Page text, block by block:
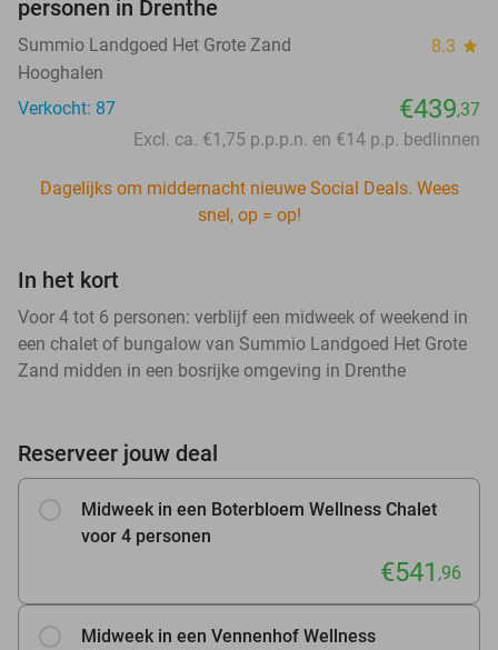
personen in Drenthe
Summio Landgoed Het Grote Zand 8.3 star
Hooghalen
Verkocht: 87
€439,37
Excl. ca. €1,75 p.p.p.n. en €14 p.p. bedlinnen
Dagelijks om middernacht nieuwe Social Deals. Wees
snel, op = op!
In het kort
Voor 4 tot 6 personen: verblijf een midweek of weekend in
een chalet of bungalow van Summio Landgoed Het Grote
Zand midden in een bosrijke omgeving in Drenthe
Reserveer jouw deal
Midweek in een Boterbloem Wellness Chalet
voor 4 personen
€541 ,96
Midweek in een Vennenhof Wellness